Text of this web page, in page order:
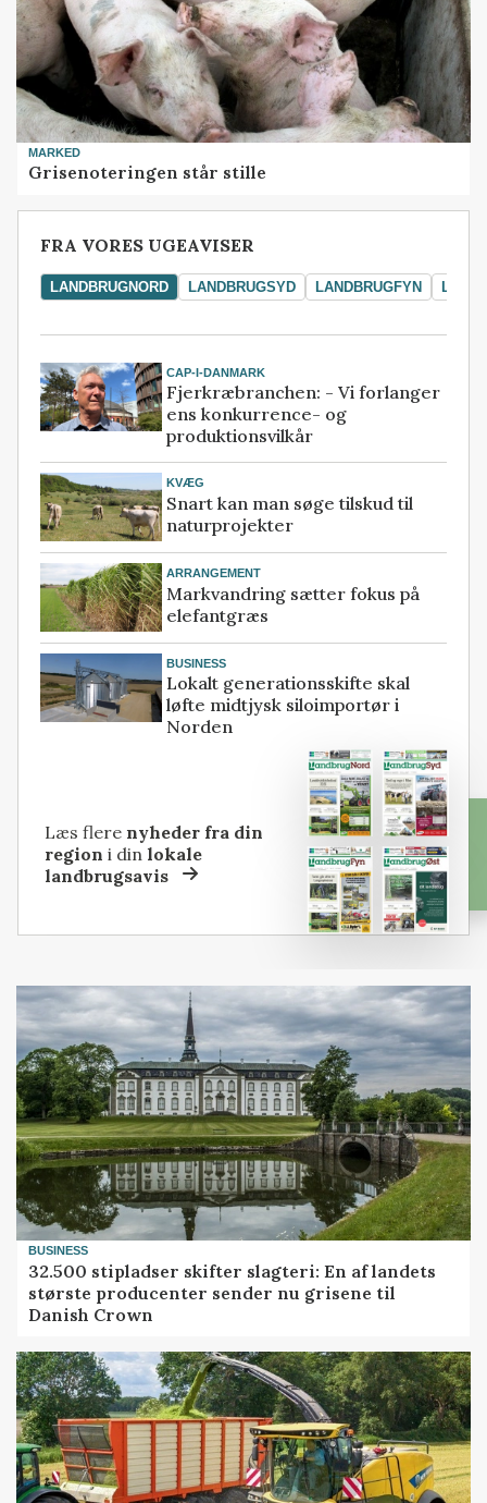
MARKED
Grisenoteringen står stille
FRA VORES UGEAVISER
LANDBRUGNORD LANDBRUGSYD LANDBRUGFYN
CAP-I-DANMARK
Fjerkræbranchen: - Vi forlanger
ens konkurrence- og
produktionsvilkår
KVÆG
Snart kan man søge tilskud til
naturprojekter
ARRANGEMENT
Markvandring sætter fokus på
elefantgræs
BUSINESS
Lokalt generationsskifte skal
løfte midtjysk siloimportør i
Norden
Læs flere nyheder fra din
region i dinlokale
landbrugsavis
BUSINESS
32.500 stipladser skifter slagteri: En af landets
største producenter sender nu grisene til
Danish Crown